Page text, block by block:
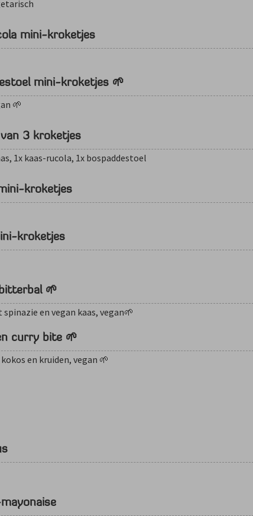
mini-kroketjes
mini-kroketjes 🌱
🌱
3 kroketjes
1x kaas-rucola, 1x bospaddestoel
kroketjes
kroketjes
🌱
en vegan kaas, vegan🌱
curry bite 🌱
en kruiden, vegan 🌱